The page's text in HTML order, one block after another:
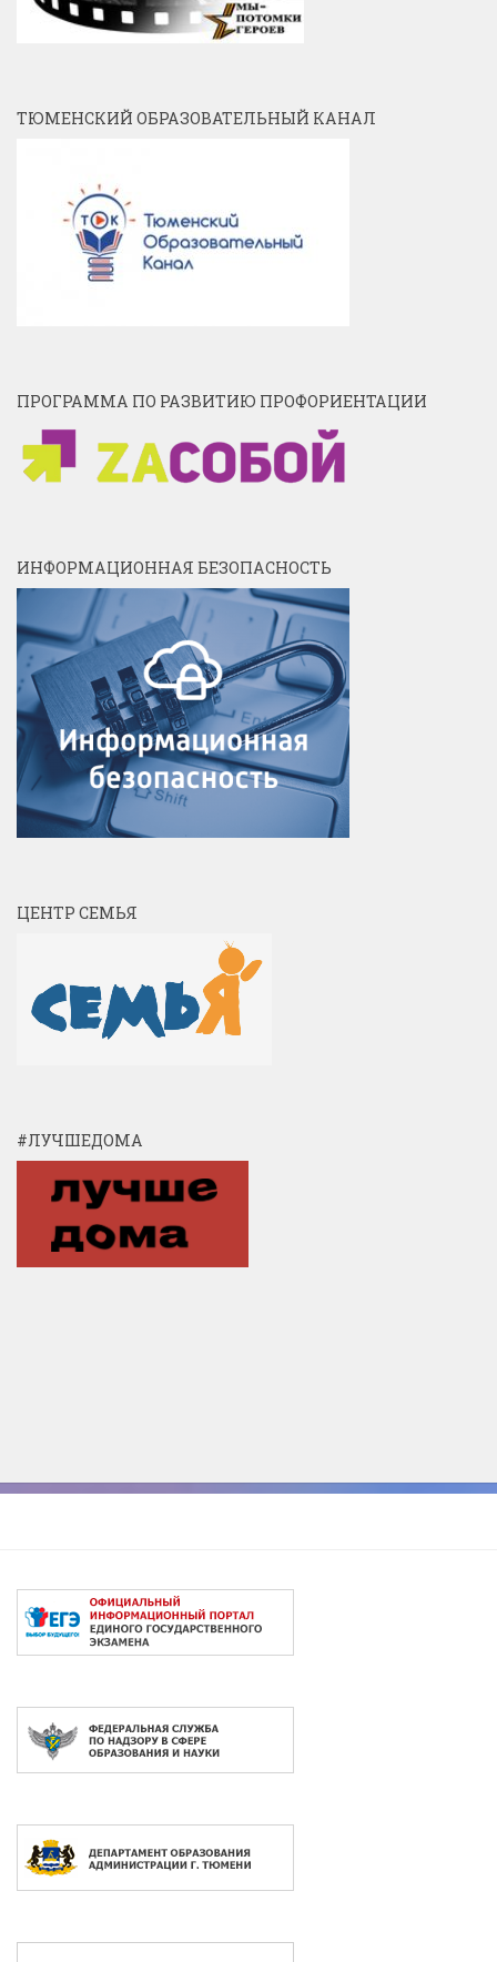
ТЮМЕНСКИЙ ОБРАЗОВАТЕЛЬНЫЙ КАНАЛ
ПРОГРАММА ПО РАЗВИТИЮ ПРОФОРИЕНТАЦИИ
ИНФОРМАЦИОННАЯ БЕЗОПАСНОСТЬ
ЦЕНТР СЕМЬЯ
#ЛУЧШЕДОМА